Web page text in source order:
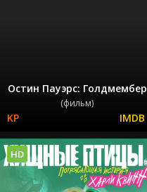
Остин Пауэрс: Голдмембер
(фильм)
HD